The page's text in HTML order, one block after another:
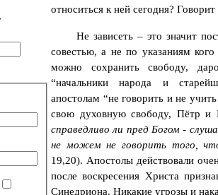
относиться к ней сегодня?
Не зависеть – это значит
совестью, а не по указаниям
можно сохранить свободу,
“начальники народа и
апостолам “не говорить и не
свою духовную свободу, Пётр
справедливо ли пред Богом -
не можем не говорить того,
19,20). Апостолы действовали
после воскресения Христа
Синедриона. Никакие угрозы и